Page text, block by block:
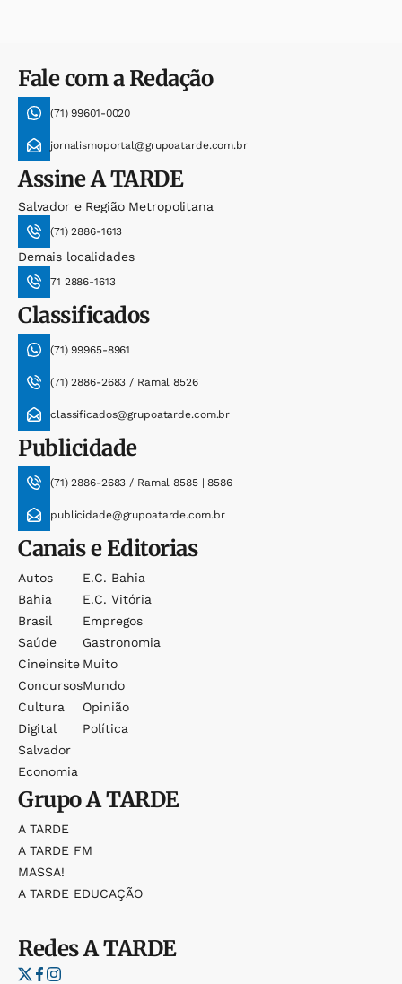
Fale com a Redação
(71) 99601-0020
jornalismoportal@grupoatarde.com.br
AssineA TARDE
Salvador e Região Metropolitana
(71) 2886-1613
Demais localidades
71 2886-1613
Classificados
(71) 99965-8961
(71) 2886-2683 / Ramal 8526
classificados@grupoatarde.com.br
Publicidade
(71) 2886-2683 / Ramal 8585 | 8586
publicidade@grupoatarde.com.br
Canais e Editorias
Autos
Bahia
Brasil
Saúde
Cineinsite
Concursos
Cultura
Digital
Salvador
Economia
E.c. Bahia
E.c. Vitória
Empregos
Gastronomia
Muito
Mundo
Opinião
Política
GrupoA TARDE
A TARDE
A TARDE FM
MASSA!
A TARDE EDUCAÇÃO
RedesA TARDE